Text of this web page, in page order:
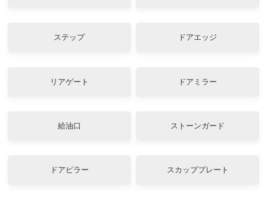
ステップ ドアエッジ
リアゲート ドアミラー
給油口 ストーンガード
ドアピラー スカッププレート